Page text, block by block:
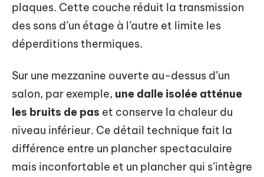
plaques. Cette couche réduit la transmission
des sons d’un étage à l’autre et limite les
déperditions thermiques.
Sur une mezzanine ouverte au-dessus d’un
salon, par exemple, une dalle isolée atténue
les bruits de pas et conserve la chaleur du
niveau inférieur. Ce détail technique fait la
différence entre un plancher spectaculaire
mais inconfortable et un plancher qui s’intègre